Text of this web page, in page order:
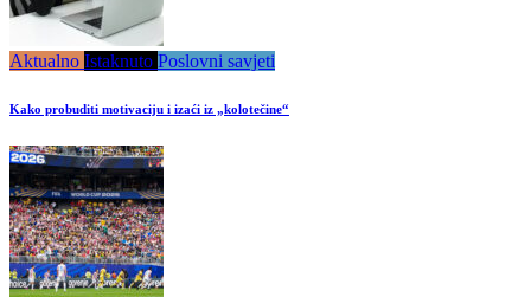
Aktualno Istaknuto Poslovni savjeti
Kako probuditi motivaciju i izaći iz „kolotečine“